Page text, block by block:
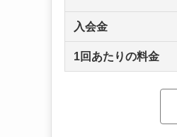
入会金
1回あたりの料金